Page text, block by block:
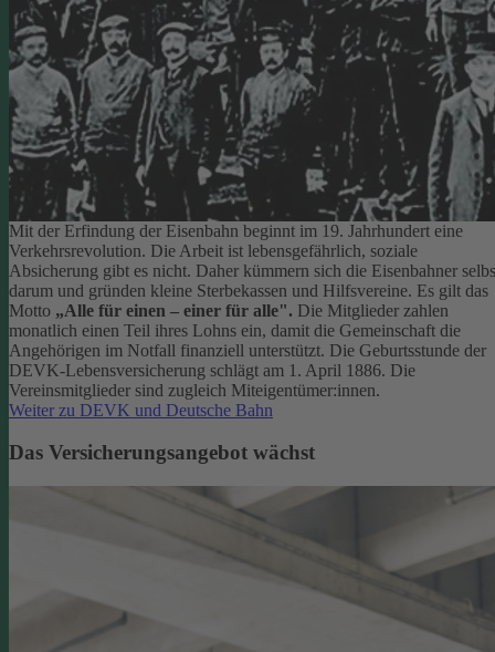
Mit der Erfindung der Eisenbahn beginnt im 19. Jahrhundert eine
Verkehrsrevolution. Die Arbeit ist lebensgefährlich, soziale
Absicherung gibt es nicht. Daher kümmern sich die Eisenbahner
darum und gründen kleine Sterbekassen und Hilfsvereine. Es gilt das
Motto „Alle für einen – einer für alle". Die Mitglieder zahlen
monatlich einen Teil ihres Lohns ein, damit die Gemeinschaft die
Angehörigen im Notfall finanziell unterstützt. Die Geburtsstunde der
DEVK-Lebensversicherung schlägt am 1. April 1886. Die
Vereinsmitglieder sind zugleich Miteigentümer:innen.
Weiter zu DEVK und Deutsche Bahn
Das Versicherungsangebot wächst